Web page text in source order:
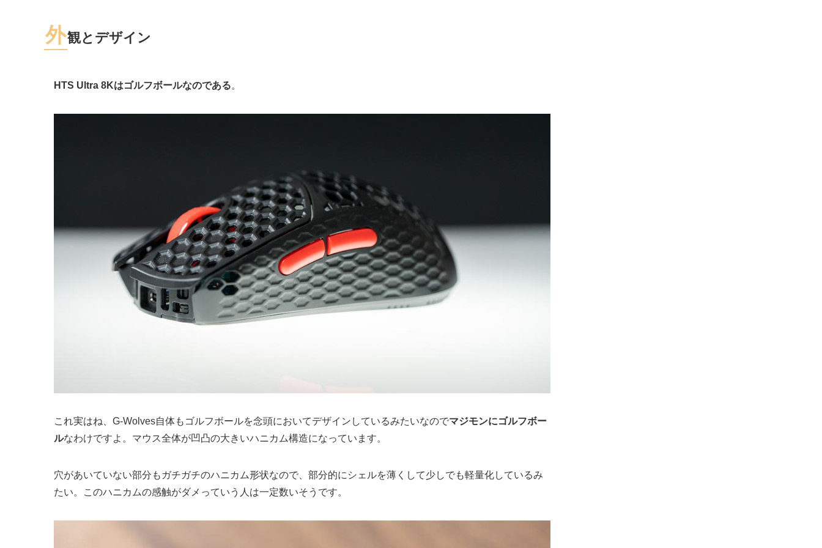
外観とデザイン
HTS Ultra 8Kはゴルフボールなのである。
これ実はね、G-Wolves自体もゴルフボールを念頭においてデザインしているみたいなのでマジモンにゴルフボー
ルなわけですよ。マウス全体が凹凸の大きいハニカム構造になっています。
穴があいていない部分もガチガチのハニカム形状なので、部分的にシェルを薄くして少しでも軽量化しているみ
たい。このハニカムの感触がダメっていう人は一定数いそうです。